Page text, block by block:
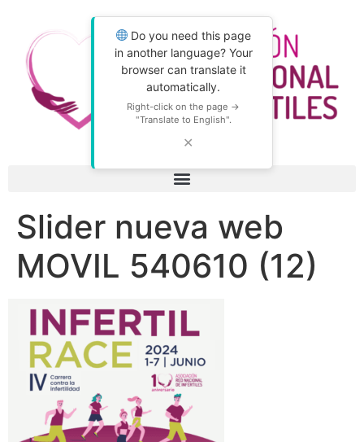
Do you need this page
in another language? Your
browser can translate it
automatically.
Right-click on the page →
"Translate to English".
✕
Slider nueva web
MOVIL 540610 (12)